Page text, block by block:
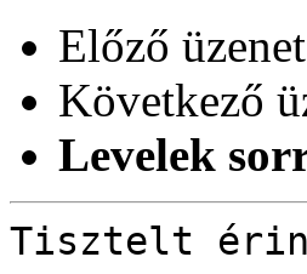
Előző
Következő
Levelek
Tisztelt